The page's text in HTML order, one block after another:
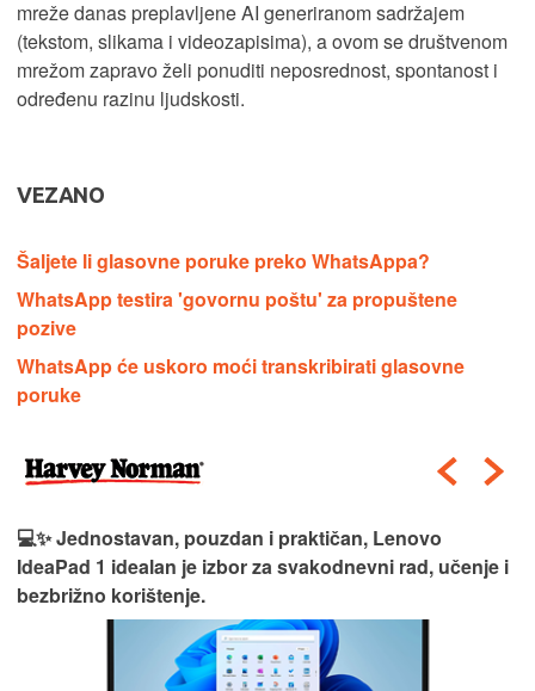
mreže danas preplavljene AI generiranom sadržajem
(tekstom, slikama i videozapisima), a ovom se društvenom
mrežom zapravo želi ponuditi neposrednost, spontanost i
određenu razinu ljudskosti.
VEZANO
Šaljete li glasovne poruke preko WhatsAppa?
WhatsApp testira 'govornu poštu' za propuštene
pozive
WhatsApp će uskoro moći transkribirati glasovne
poruke
💻✨ Jednostavan, pouzdan i praktičan, Lenovo
IdeaPad 1 idealan je izbor za svakodnevni rad, učenje i
bezbrižno korištenje.